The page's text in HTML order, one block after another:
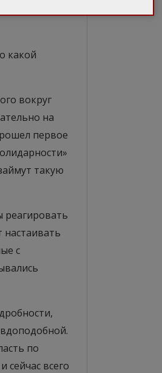
быть
какой
вокруг
на
первое
такую
реагировать
настаивать
с
по
всего